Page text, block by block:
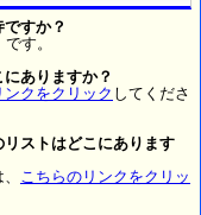
すか？
す。
ありますか？
ンクをクリック してくださ
リストはどこにあります
こちらのリンクをクリッ